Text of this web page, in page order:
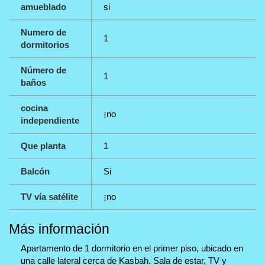
amueblado si
Numero de
dormitorios
1
Número de
baños
1
cocina
independiente
¡no
Que planta 1
Balcón Si
TV vía satélite ¡no
Más información
Apartamento de 1 dormitorio en el primer piso, ubicado en
una calle lateral cerca de Kasbah. Sala de estar, TV y